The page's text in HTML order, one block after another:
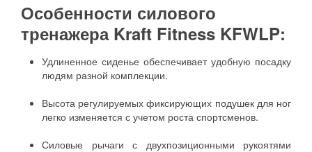
Особенности силового
тренажера Kraft Fitness KFWLP:
Удлиненное сиденье обеспечивает удобную посадку
людям разной комплекции.
Высота регулируемых фиксирующих подушек для ног
легко изменяется с учетом роста спортсменов.
Силовые рычаги с двухпозиционными рукоятями